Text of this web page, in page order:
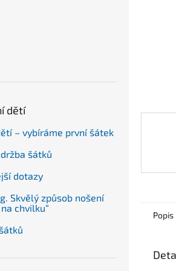
dětí
– vybíráme první šátek
šátků
dotazy
Skvělý způsob nošení
chvilku“
Popis